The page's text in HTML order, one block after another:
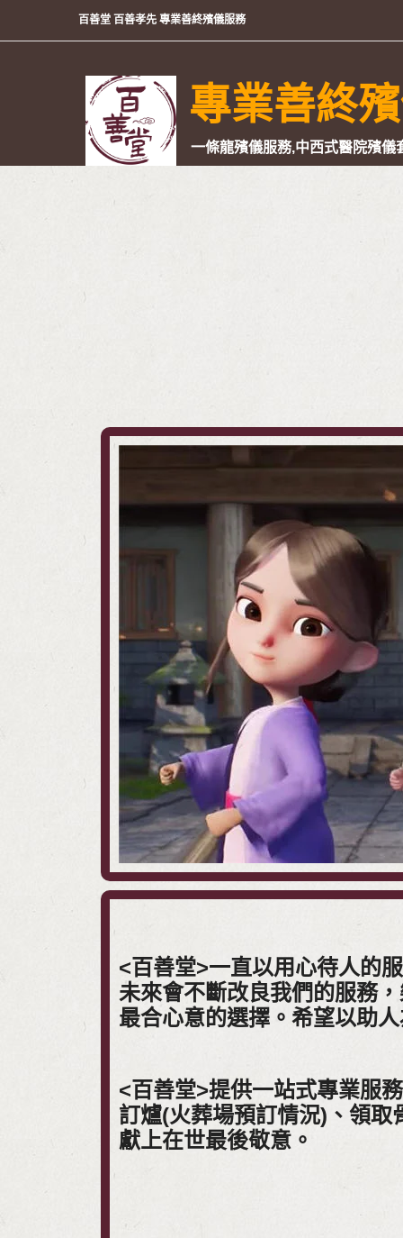
百善堂 百善孝先 專業善終殯儀服務
專業善終
一條龍殯儀服務,中西式醫院殯儀
<百善堂>一直以用心待人的
未來會不斷改良我們的服務
最合心意的選擇。希望以助
<百善堂>提供一站式專業服
訂爐(火葬場預訂情況)、領
獻上在世最後敬意。